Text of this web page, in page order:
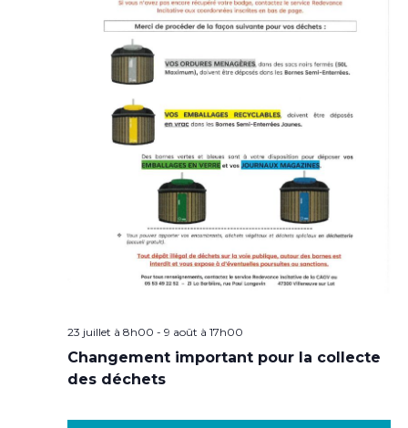
23 juillet à 8h00 - 9 août à 17h00
Changement important pour la collecte
des déchets